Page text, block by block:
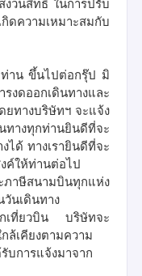
งวนสิทธิ์ ในการปรับ
กิดความเหมาะสมกับ
ท่าน ขึ้นไปต่อกรุ๊ป มิ
ดออกเดินทางและ
ยทางบริษัทฯ จะแจ้ง
างทุกท่านยินดีที่จะ
ได้ ทางเรายินดีที่จะ
ค์ให้ท่านต่อไป
ภาษีสนามบินทุกแห่ง
นเดินทาง
กเที่ยวบิน บริษัทจะ
ล้เคียงตามความ
บการแจ้งมาจาก